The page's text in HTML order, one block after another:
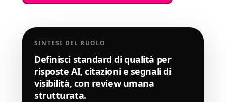
SINTESI DEL RUOLO
Definisci standard di qualità per
risposte AI, citazioni e segnali di
visibilità, con review umana
strutturata.